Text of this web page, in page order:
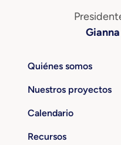
Quiénes somos
Nuestros proyectos
Calendario
Recursos